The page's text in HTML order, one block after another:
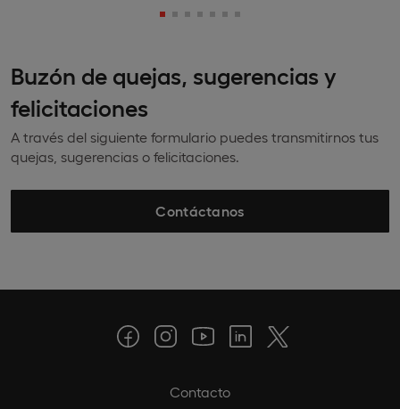
Buzón de quejas, sugerencias y
felicitaciones
A través del siguiente formulario puedes transmitirnos tus
quejas, sugerencias o felicitaciones.
Contáctanos
Contacto